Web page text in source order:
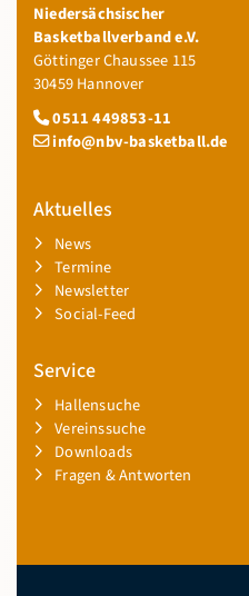
Niedersächsischer
Basketballverband e.V.
Göttinger Chaussee 115
30459 Hannover
0511 449853-11
info@nbv-basketball.de
Aktuelles
News
Termine
Newsletter
Social-Feed
Service
Hallensuche
Vereinssuche
Downloads
Fragen & Antworten